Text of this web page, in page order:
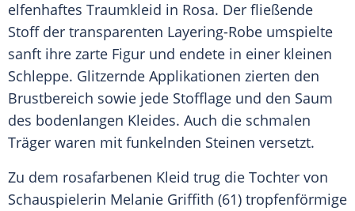
elfenhaftes Traumkleid in Rosa. Der fließende
Stoff der transparenten Layering-Robe umspielte
sanft ihre zarte Figur und endete in einer kleinen
Schleppe. Glitzernde Applikationen zierten den
Brustbereich sowie jede Stofflage und den Saum
des bodenlangen Kleides. Auch die schmalen
Träger waren mit funkelnden Steinen versetzt.
Zu dem rosafarbenen Kleid trug die Tochter von
Schauspielerin Melanie Griffith (61) tropfenförmige